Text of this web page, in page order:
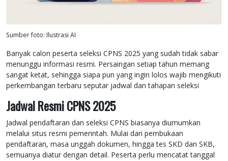
Sumber foto: Ilustrasi AI
Banyak calon peserta seleksi CPNS 2025 yang sudah tidak sabar
menunggu informasi resmi. Persaingan setiap tahun memang
sangat ketat, sehingga siapa pun yang ingin lolos wajib mengikuti
perkembangan terbaru seputar jadwal dan tahapan seleksi
Jadwal Resmi CPNS 2025
Jadwal pendaftaran dan seleksi CPNS biasanya diumumkan
melalui situs resmi pemerintah. Mulai dari pembukaan
pendaftaran, masa unggah dokumen, hingga tes SKD dan SKB,
semuanya diatur dengan detail. Peserta perlu mencatat tanggal